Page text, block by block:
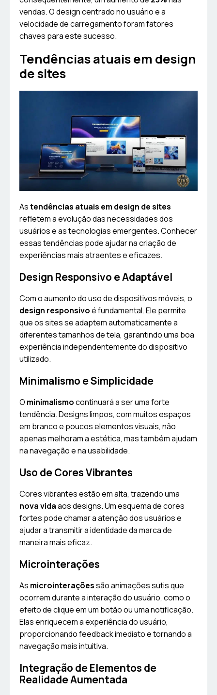
vendas. O design centrado no usuário e a
velocidade de carregamento foram fatores
chaves para este sucesso.
Tendências atuais em design
de sites
Astendências atuais em design de sites
refletem a evolução das necessidades dos
usuários e as tecnologias emergentes. Conhecer
essas tendências pode ajudar na criação de
experiências mais atraentes e eficazes.
Design Responsivo e Adaptável
Com o aumento do uso de dispositivos móveis, o
design responsivoé fundamental. Ele permite
que os sites se adaptem automaticamente a
diferentes tamanhos de tela, garantindo uma boa
experiência independentemente do dispositivo
utilizado.
Minimalismo e Simplicidade
O minimalismocontinuará a ser uma forte
tendência. Designs limpos, com muitos espaços
em branco e poucos elementos visuais, não
apenas melhoram a estética, mas também ajudam
na navegação e na usabilidade.
Uso de Cores Vibrantes
Cores vibrantes estão em alta, trazendo uma
nova vidaaos designs. Um esquema de cores
fortes pode chamar a atenção dos usuários e
ajudar a transmitir a identidade da marca de
maneira mais eficaz.
Microinterações
As microinteraçõessão animações sutis que
ocorrem durante a interação do usuário, como o
efeito de clique em um botão ou uma notificação.
Elas enriquecem a experiência do usuário,
proporcionando feedback imediato e tornando a
navegação mais intuitiva.
Integração de Elementos de
Realidade Aumentada